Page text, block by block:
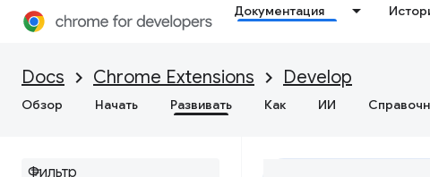
Документация
Docs Chrome Extensions Develop
Обзор Начать Развивать Как ИИ